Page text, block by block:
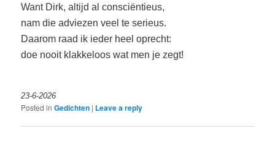
Want Dirk, altijd al consciëntieus,
nam die adviezen veel te serieus.
Daarom raad ik ieder heel oprecht:
doe nooit klakkeloos wat men je zegt!
23-6-2026
Posted in Gedichten | Leave a reply